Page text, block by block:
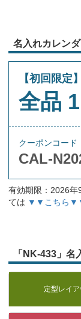
名入れカレン
【初回限定】
全品
クーポンコード
CAL-
有効期限：2026年
ては ▼▼こちら
「NK-433」